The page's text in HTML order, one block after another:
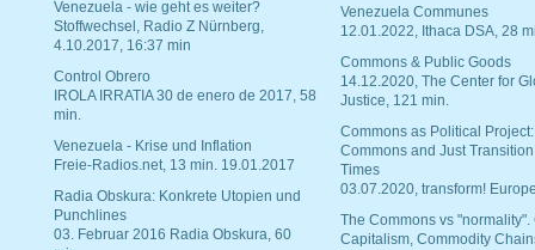
Venezuela - wie geht es weiter?
Stoffwechsel, Radio Z Nürnberg,
4.10.2017, 16:37 min
Control Obrero
IROLA IRRATIA 30 de enero de 2017, 58
min.
Venezuela - Krise und Inflation
Freie-Radios.net, 13 min. 19.01.2017
Radia Obskura: Konkrete Utopien und
Punchlines
03. Februar 2016 Radia Obskura, 60
Venezuela Communes
12.01.2022, Ithaca DSA, 28
Commons & Public Goods
14.12.2020, The Center for
Justice, 121 min.
Commons as Political Project:
Commons and Just
Times
03.07.2020, transform!
The Commons vs "normality".
Capitalism, Commodity